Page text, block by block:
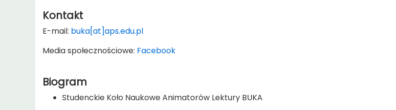
Kontakt
E-mail: buka[at]aps.edu.pl
Media społecznościowe: Facebook
Biogram
Studenckie Koło Naukowe Animatorów Lektury BUKA